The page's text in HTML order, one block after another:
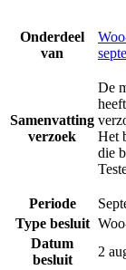
Onderdeel
van
Samenvatting
verzoek
De
Het
die
Periode
Type besluit
Datum
besluit
2